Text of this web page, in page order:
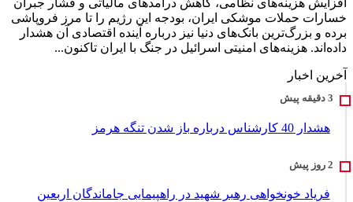
خسارات حملات موشکی ایران، بودجه این رژیم را تا مرز فروپاشی
برده و بزرگ‌ترین بانک‌های دنیا نیز درباره آینده اقتصادی آن هشدار
داده‌اند. هزینه‌های امنیتی اسرائیل در جنگ با ایران تاکنون...
آخرین اخبار
هشدار 40 کارشناس درباره باز شدن تنگه هرمز
فریاد خونخواهی رهبر شهید در راهپیمایی جاماندگان اربعین